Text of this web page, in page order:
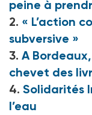
peine à
2. « L’action
subversive »
3. A
chevet des
4. Solidarités
l’eau